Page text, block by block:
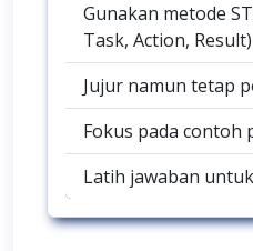
Gunakan metode
Task, Action, Result)
Jujur namun tetap
Fokus pada contoh
Latih jawaban